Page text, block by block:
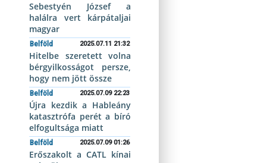
Sebestyén József a
halálra vert kárpátaljai
magyar
Belföld 2025.07.11 21:32
Hitelbe szeretett volna
bérgyilkosságot persze,
hogy nem jött össze
Belföld 2025.07.09 22:23
Újra kezdik a Hableány
katasztrófa perét a bíró
elfogultsága miatt
Belföld 2025.07.09 01:26
Erőszakolt a CATL kínai